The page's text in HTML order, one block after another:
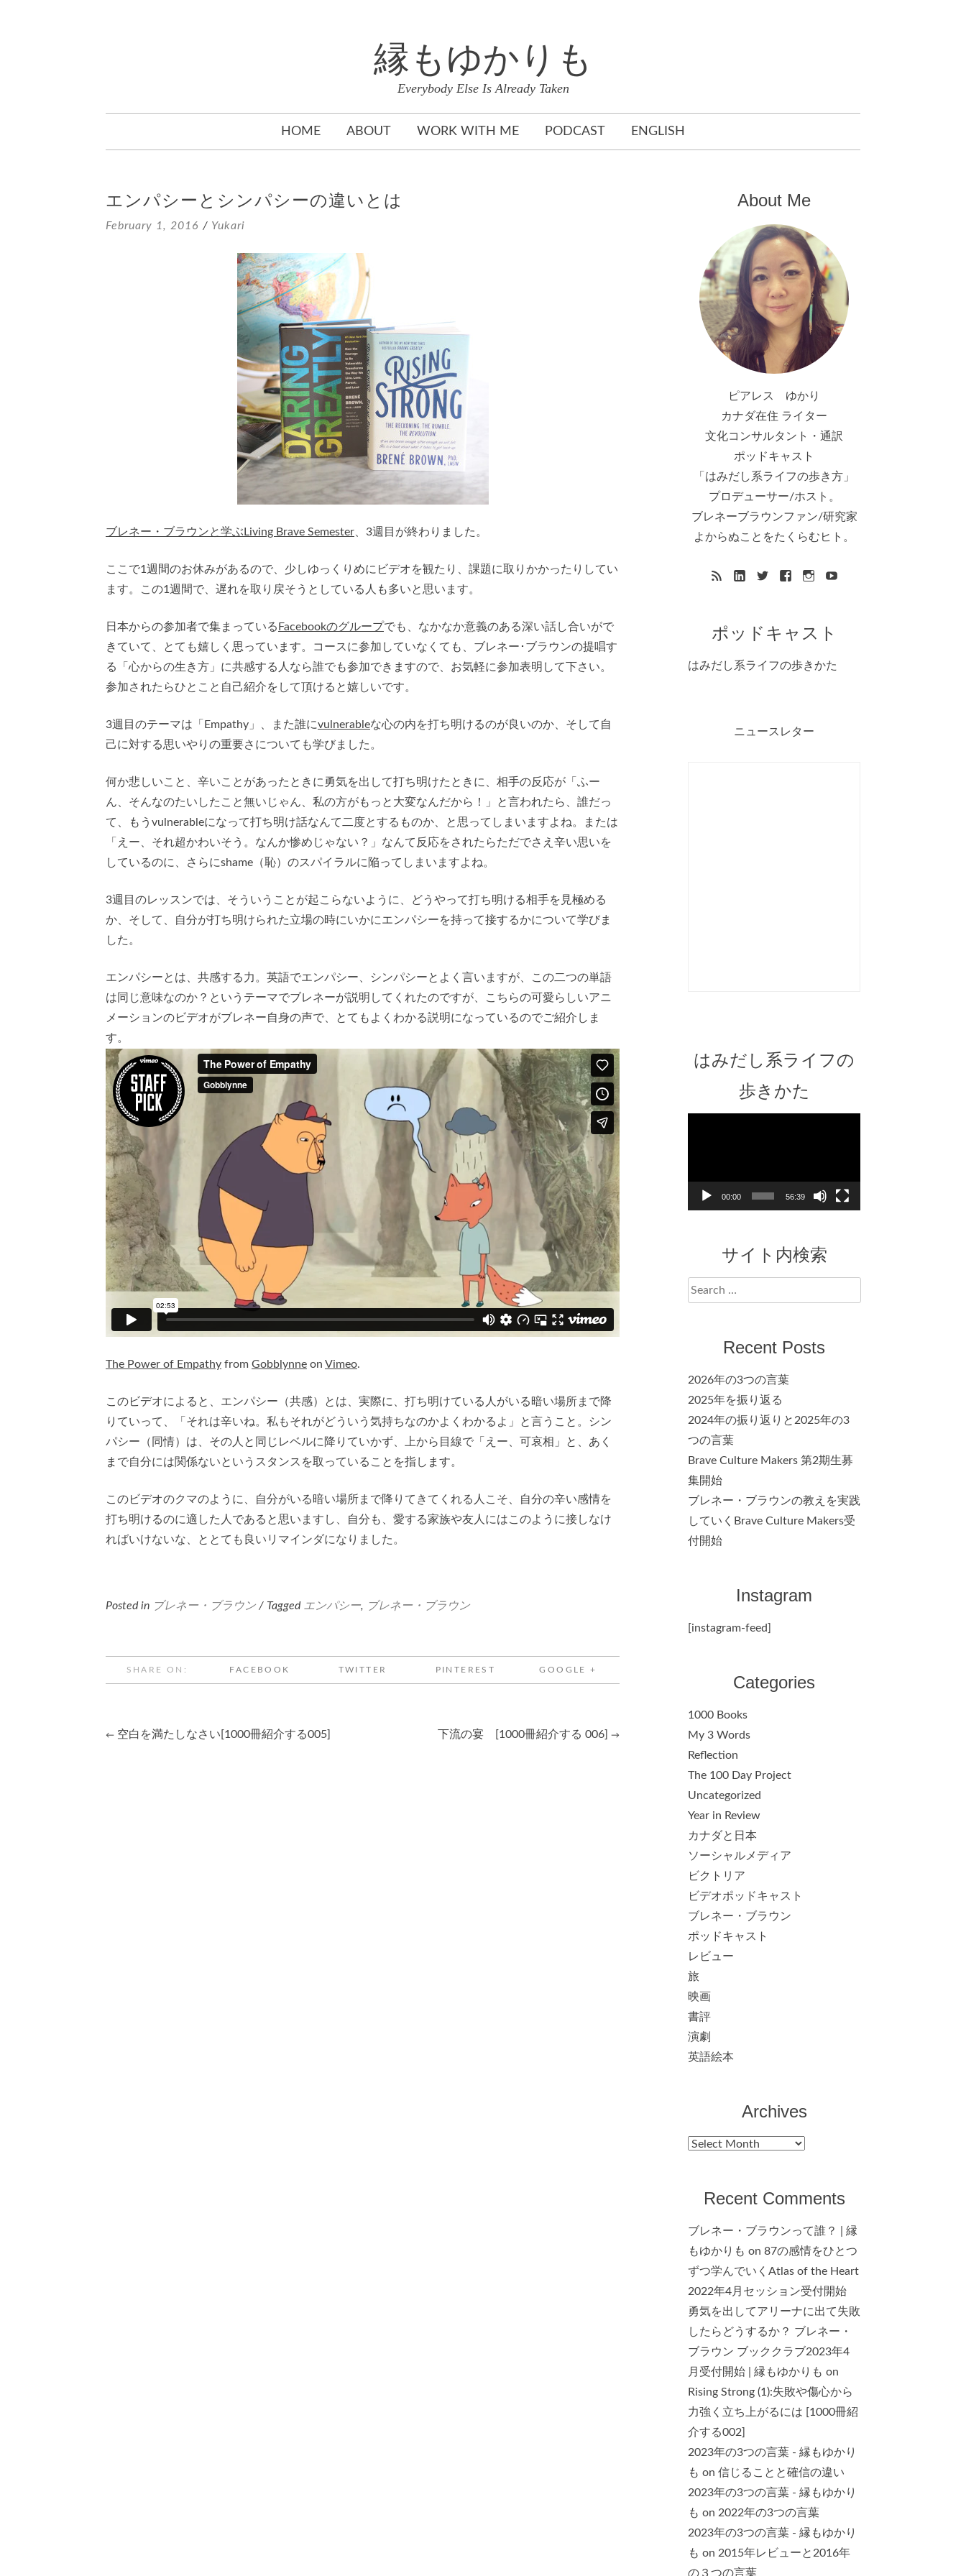
縁もゆかりも
Everybody Else Is Already Taken
TO
HOME ABOUT WORK WITH ME PODCAST ENGLISH
エンパシーとシンパシーの違いとは
February 1, 2016 / Yukari
ブレネー・ブラウンと学ぶLiving Brave Semester 、3週目が終わりました。
ここで1週間のお休みがあるので、少しゆっくりめにビデオを観たり、課題に取りかかったりしてい
ます。この1週間で、遅れを取り戻そうとしている人も多いと思います。
日本からの参加者で集まっている Facebookのグループでも、なかなか意義のある深い話し合いがで
きていて、とても嬉しく思っています。コースに参加していなくても、ブレネー･ブラウンの提唱す
る「心からの生き方」に共感する人なら誰でも参加できますので、お気軽に参加表明して下さい。
参加されたらひとこと自己紹介をして頂けると嬉しいです。
3週目のテーマは「Empathy」、また誰にvulnerableな心の内を打ち明けるのが良いのか、そして自
己に対する思いやりの重要さについても学びました。
何か悲しいこと、辛いことがあったときに勇気を出して打ち明けたときに、相手の反応が「ふー
ん、そんなのたいしたこと無いじゃん、私の方がもっと大変なんだから！」と言われたら、誰だっ
て、もうvulnerableになって打ち明け話なんて二度とするものか、と思ってしまいますよね。または
「えー、それ超かわいそう。なんか惨めじゃない？」なんて反応をされたらただでさえ辛い思いを
しているのに、さらにshame（恥）のスパイラルに陥ってしまいますよね。
3週目のレッスンでは、そういうことが起こらないように、どうやって打ち明ける相手を見極める
か、そして、自分が打ち明けられた立場の時にいかにエンパシーを持って接するかについて学びま
した。
エンパシーとは、共感する力。英語でエンパシー、シンパシーとよく言いますが、この二つの単語
は同じ意味なのか？というテーマでブレネーが説明してくれたのですが、こちらの可愛らしいアニ
メーションのビデオがブレネー自身の声で、とてもよくわかる説明になっているのでご紹介しま
す。
The Power of Empathy from Gobblynne on Vimeo.
このビデオによると、エンパシー（共感）とは、実際に、打ち明けている人がいる暗い場所まで降
りていって、「それは辛いね。私もそれがどういう気持ちなのかよくわかるよ」と言うこと。シン
パシー（同情）は、その人と同じレベルに降りていかず、上から目線で「えー、可哀相」と、あく
まで自分には関係ないというスタンスを取っていることを指します。
このビデオのクマのように、自分がいる暗い場所まで降りてきてくれる人こそ、自分の辛い感情を
打ち明けるのに適した人であると思いますし、自分も、愛する家族や友人にはこのように接しなけ
ればいけないな、ととても良いリマインダになりました。
Posted in ブレネー・ブラウン / Tagged エンパシー, ブレネー・ブラウン
SHARE ON: FACEBOOK TWITTER PINTEREST GOOGLE +
Post
← 空白を満たしなさい[1000冊紹介する005] 下流の宴 [1000冊紹介する 006] →
About Me
ピアレス ゆかり
カナダ在住 ライター
文化コンサルタント・通訳
ポッドキャスト
「はみだし系ライフの歩き方」
プロデューサー/ホスト。
ブレネーブラウンファン/研究家
よからぬことをたくらむヒト。
ポッドキャスト
はみだし系ライフの歩きかた
ニュースレター
はみだし系ライフの
歩きかた
00:00 56:39
サイト内検索
Search
for:
Recent Posts
2026年の3つの言葉
2025年を振り返る
2024年の振り返りと2025年の3
つの言葉
Brave Culture Makers 第2期生募
集開始
ブレネー・ブラウンの教えを実践
していくBrave Culture Makers受
付開始
Instagram
[instagram-feed]
Categories
1000 Books
My 3 Words
Reflection
The 100 Day Project
Uncategorized
Year in Review
カナダと日本
ソーシャルメディア
ビクトリア
ビデオポッドキャスト
ブレネー・ブラウン
ポッドキャスト
レビュー
旅
映画
書評
演劇
英語絵本
Archives
Archives
Recent Comments
ブレネー・ブラウンって誰？ | 縁
もゆかりも on 87の感情をひとつ
ずつ学んでいくAtlas of the Heart
2022年4月セッション受付開始
勇気を出してアリーナに出て失敗
したらどうするか？ ブレネー・
ブラウン ブッククラブ2023年4
月受付開始 | 縁もゆかりも on
Rising Strong (1):失敗や傷心から
力強く立ち上がるには [1000冊紹
介する002]
2023年の3つの言葉 - 縁もゆかり
も on 信じることと確信の違い
2023年の3つの言葉 - 縁もゆかり
も on 2022年の3つの言葉
2023年の3つの言葉 - 縁もゆかり
も on 2015年レビューと2016年
の３つの言葉